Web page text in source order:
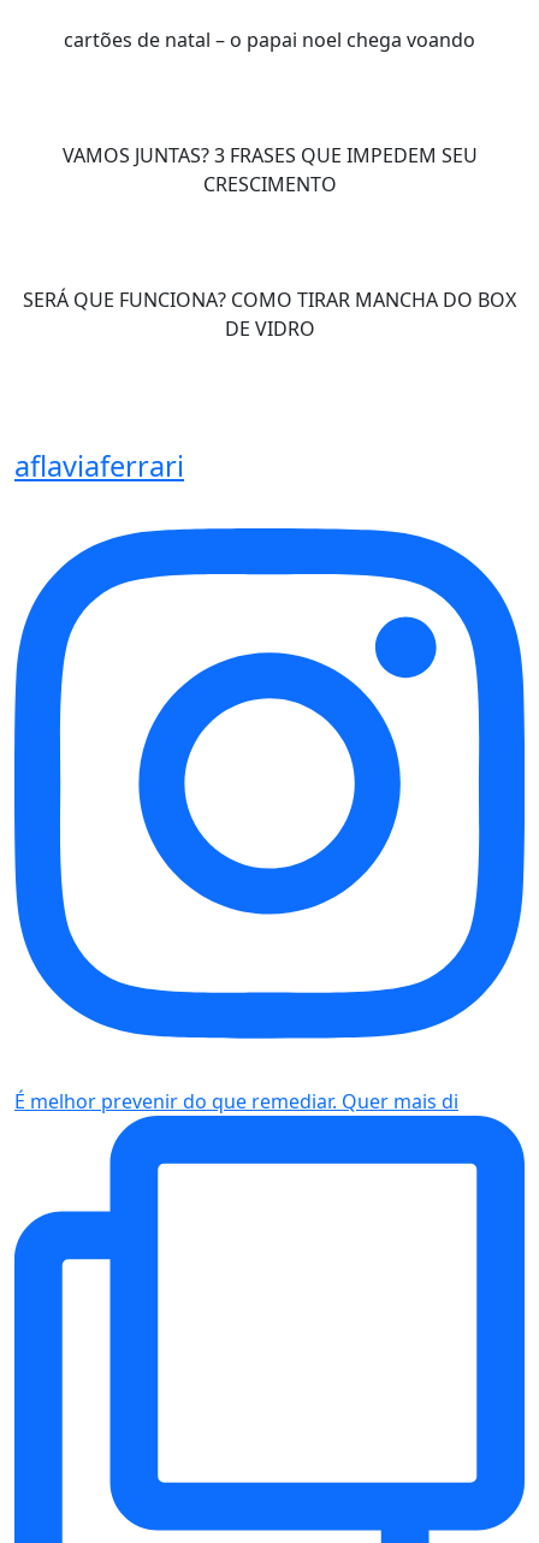
cartões de natal – o papai noel chega voando
VAMOS JUNTAS? 3 FRASES QUE IMPEDEM SEU
CRESCIMENTO
SERÁ QUE FUNCIONA? COMO TIRAR MANCHA DO BOX
DE VIDRO
aflaviaferrari
É melhor prevenir do que remediar. Quer mais di